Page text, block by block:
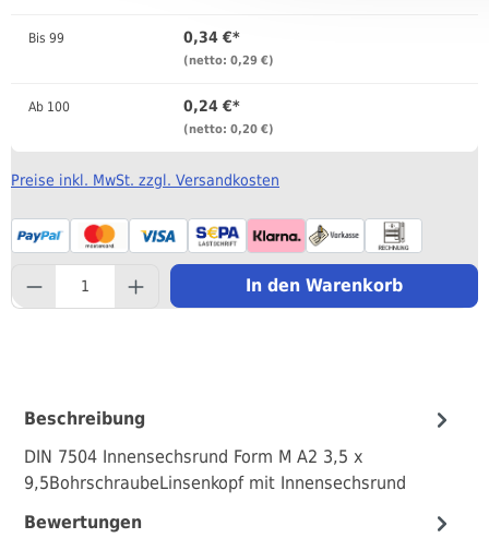
Bis 99 0,34 €*
(netto: 0,29 €)
Ab 100 0,24 €*
(netto: 0,20 €)
Preise inkl. MwSt. zzgl. Versandkosten
In den Warenkorb
Beschreibung
DIN 7504 Innensechsrund Form M A2 3,5 x
9,5BohrschraubeLinsenkopf mit Innensechsrund
Bewertungen